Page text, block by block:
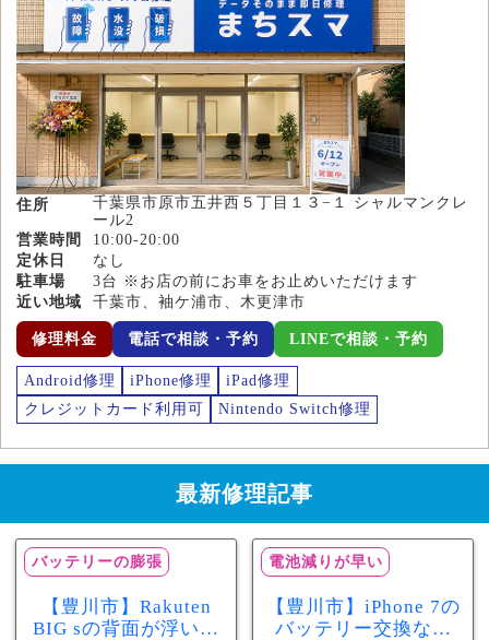
住所
千葉県市原市五井西５丁目１３−１ シャルマンクレ
ール2
営業時間
10:00-20:00
定休日
なし
駐車場
3台 ※お店の前にお車をお止めいただけます
近い地域
千葉市、袖ケ浦市、木更津市
修理料金 電話で相談・予約 LINEで相談・予約
Android修理 iPhone修理
iPad修理
クレジットカード利用可
Nintendo Switch修理
最新修理記事
バッテリーの膨張
【豊川市】Rakuten
BIG sの背面が浮いて
電池減りが早い
【豊川市】iPhone 7の
バッテリー交換なら